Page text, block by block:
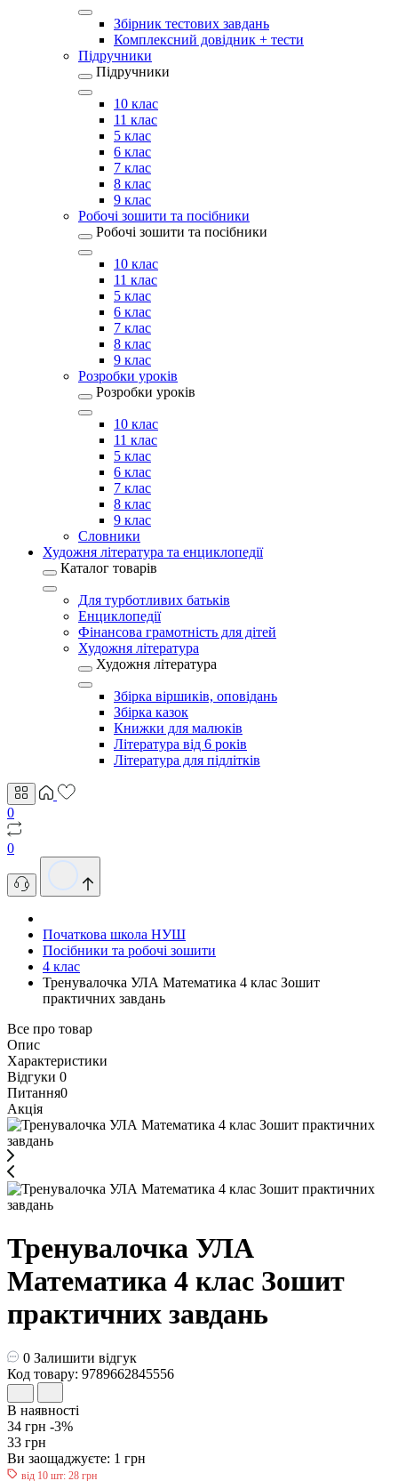
Збірник тестових завдань
Комплексний довідник + тести
Підручники
Підручники
10 клас
11 клас
5 клас
6 клас
7 клас
8 клас
9 клас
Робочі зошити та посібники
Робочі зошити та посібники
10 клас
11 клас
5 клас
6 клас
7 клас
8 клас
9 клас
Розробки уроків
Розробки уроків
10 клас
11 клас
5 клас
6 клас
7 клас
8 клас
9 клас
Словники
Художня література та енциклопедії
Каталог товарів
Для турботливих батьків
Енциклопедії
Фінансова грамотність для дітей
Художня література
Художня література
Збірка віршиків, оповідань
Збірка казок
Книжки для малюків
Література від 6 років
Література для підлітків
0
0
Початкова школа НУШ
Посібники та робочі зошити
4 клас
Тренувалочка УЛА Математика 4 клас Зошит
практичних завдань
Все про товар
Опис
Характеристики
Відгуки 0
Питання0
Акція
Тренувалочка УЛА
Математика 4 клас Зошит
практичних завдань
0 Залишити відгук
Код товару: 9789662845556
В наявності
34 грн -3%
33 грн
Ви заощаджуєте: 1 грн
від 10 шт: 28 грн